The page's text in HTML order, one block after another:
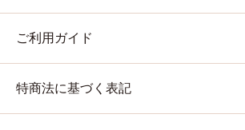
ご利用ガイド
特商法に基づく表記